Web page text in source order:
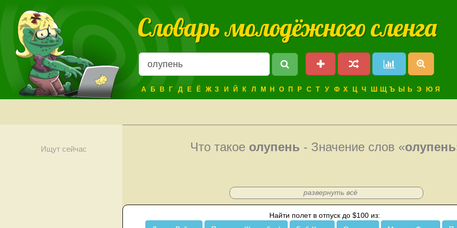
Словарь молодёжного сленга
А Б В Г Д Е Ё Ж З И Й К Л М Н О П Р С Т У Ф Х Ц Ч Ш Щ Ъ Ы Ь Э Ю Я
Ищут сейчас Что такое олупень - Значение слов «олупень
развернуть всё
Найти полет в отпуск до $100 из: